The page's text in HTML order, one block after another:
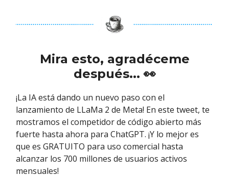
Mira esto, agradéceme
después... 👀
¡La IA está dando un nuevo paso con el
lanzamiento de LLaMa 2 de Meta! En este tweet, te
mostramos el competidor de código abierto más
fuerte hasta ahora para ChatGPT. ¡Y lo mejor es
que es GRATUITO para uso comercial hasta
alcanzar los 700 millones de usuarios activos
mensuales!